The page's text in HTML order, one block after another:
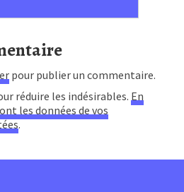
pour publier un commentaire.
réduire les indésirables. En
les données de vos
.